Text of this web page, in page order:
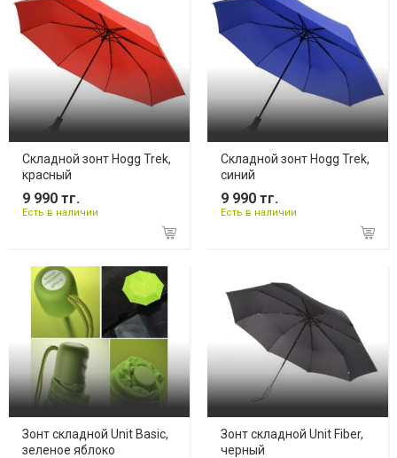
Складной зонт Hogg Trek,
красный
9 990 тг.
Есть в наличии
Складной зонт Hogg Trek,
синий
9 990 тг.
Есть в наличии
Зонт складной Unit Basic,
зеленое яблоко
Зонт складной Unit Fiber,
черный